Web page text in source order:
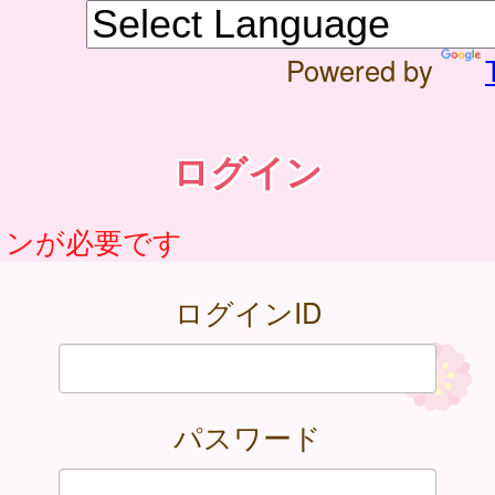
Powered by
ログイン
が必要です
ログインID
パスワード